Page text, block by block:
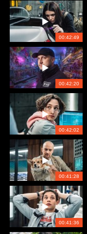
00:42:49
00:42:20
00:42:02
00:41:28
00:41:36